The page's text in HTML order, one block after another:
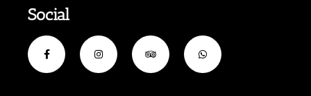
Social